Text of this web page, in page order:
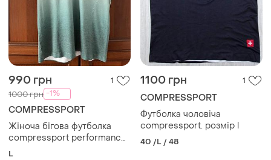
990 грн 1
1000 грн -1%
COMPRESSPORT
Жіноча бігова футболка
compressport performance
ss tshirt w, sugar storm
L
1100 грн 1
COMPRESSPORT
Футболка чоловіча
compressport. розмір l
40 /L / 48